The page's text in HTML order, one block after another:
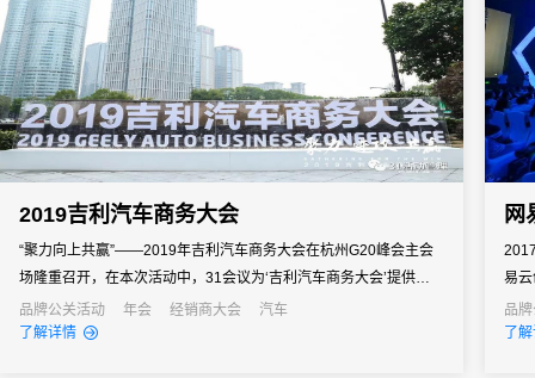
2019吉利汽车商务大会
“聚力向上共赢”——2019年吉利汽车商务大会在杭州G20峰会主会
场隆重召开，在本次活动中，31会议为‘吉利汽车商务大会’提供了定
制的智慧会议解决方案。
品牌公关活动 年会 经销商大会
汽车
了解详情
网
易
据
模
品
了